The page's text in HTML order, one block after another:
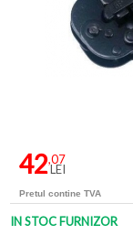
42,07
LEI
Pretul contine TVA
IN STOC FURNIZOR